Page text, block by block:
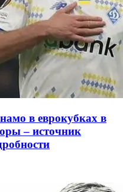
в еврокубках в
– источник